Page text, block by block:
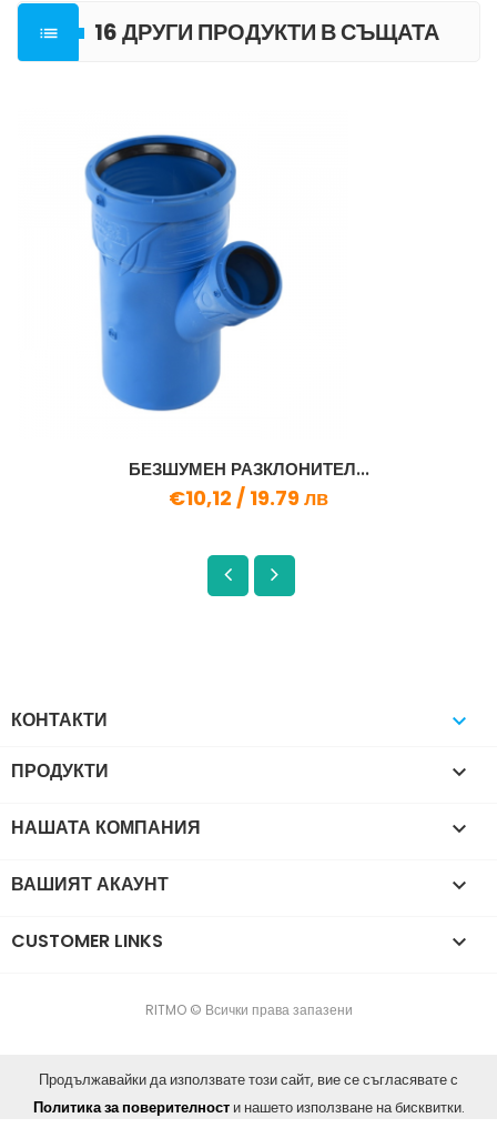

16 ДРУГИ ПРОДУКТИ В СЪЩАТА
БЕЗШУМЕН РАЗКЛОНИТЕЛ...
€10,12 / 19.79 лв
КОНТАКТИ 
ПРОДУКТИ 
НАШАТА КОМПАНИЯ 
ВАШИЯТ АКАУНТ 
CUSTOMER LINKS 
RITMO © Всички права запазени
Продължавайки да използвате този сайт, вие се съгласявате с
Политика за поверителности нашето използване на бисквитки.